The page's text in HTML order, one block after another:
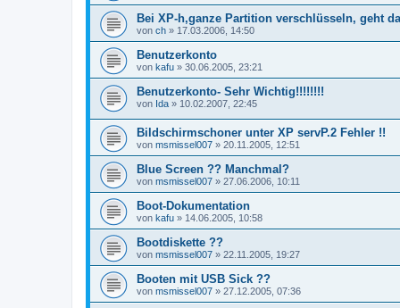
Bei XP-h,ganze Partition verschlüsseln, geht
von ch » 17.03.2006, 14:50
Benutzerkonto
von kafu » 30.06.2005, 23:21
Benutzerkonto- Sehr Wichtig!!!!!!!!
von Ida » 10.02.2007, 22:45
Bildschirmschoner unter XP servP.2 Fehler !!
von msmissel007 » 20.11.2005, 12:51
Blue Screen ?? Manchmal?
von msmissel007 » 27.06.2006, 10:11
Boot-Dokumentation
von kafu » 14.06.2005, 10:58
Bootdiskette ??
von msmissel007 » 22.11.2005, 19:27
Booten mit USB Sick ??
von msmissel007 » 27.12.2005, 07:36